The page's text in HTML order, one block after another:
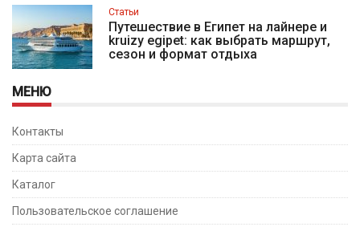
Статьи
Путешествие в Египет на лайнере и
kruizy egipet: как выбрать маршрут,
сезон и формат отдыха
МЕНЮ
Контакты
Карта сайта
Каталог
Пользовательское соглашение